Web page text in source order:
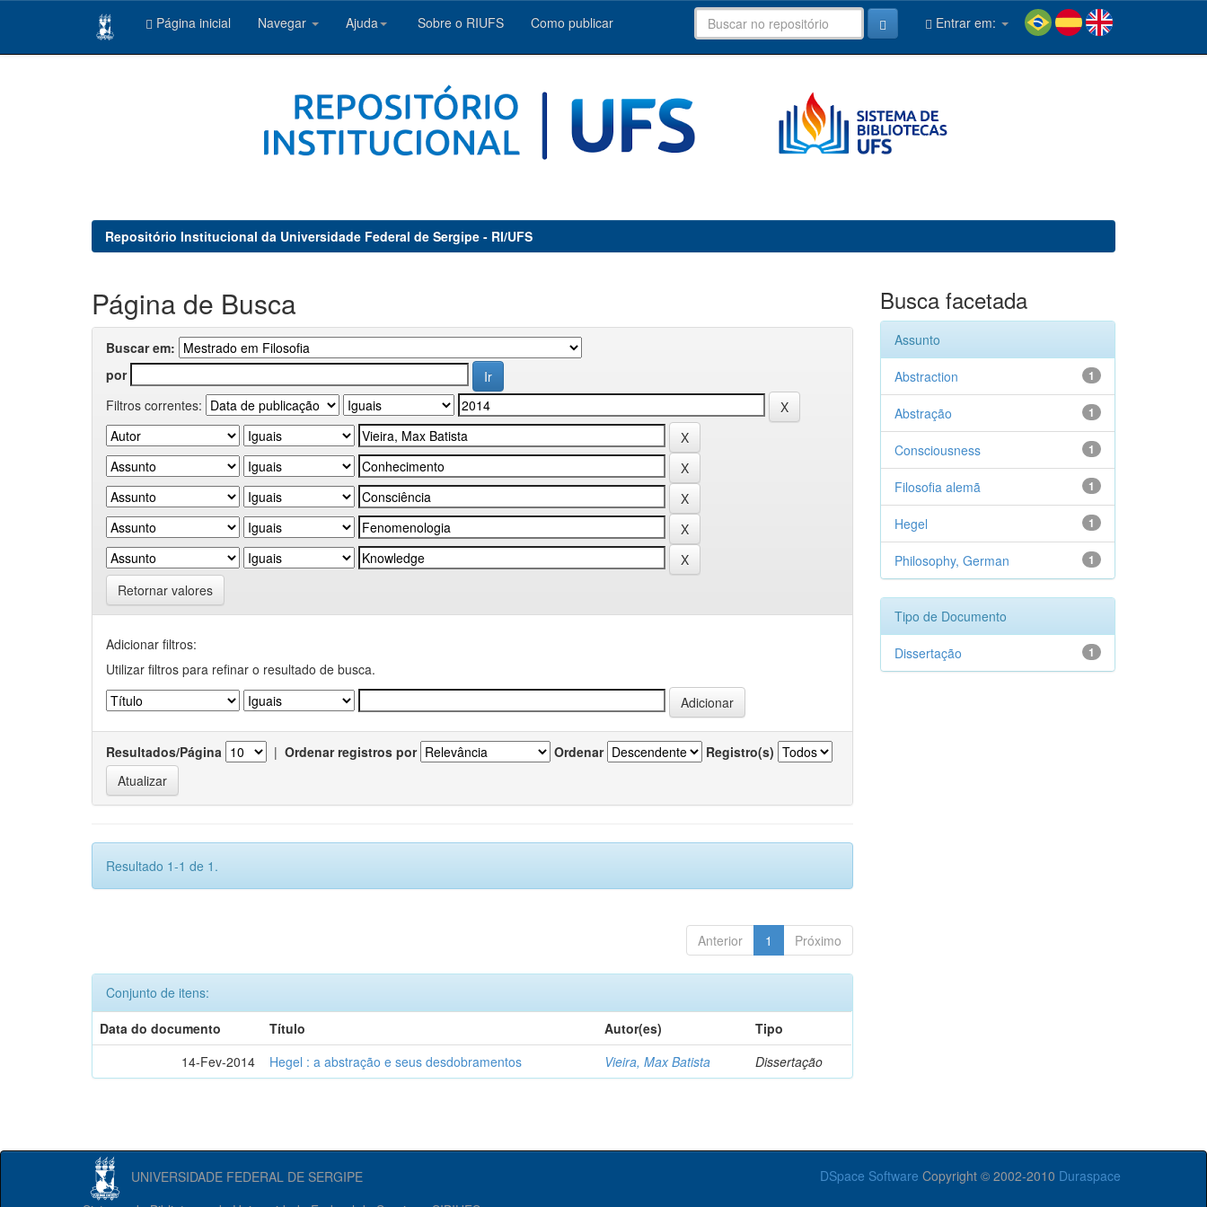
Página inicial Navegar Ajuda Sobre o RIUFS Como publicar Entrar em:
Repositório Institucional da Universidade Federal de Sergipe - RI/UFS
Página de Busca
Buscar em:
por
Filtros correntes:
Retornar valores
Adicionar filtros:
Utilizar filtros para refinar o resultado de busca.
Resultados/Página | Ordenar registros por Ordenar Registro(s)
Resultado 1-1 de 1.
Anterior 1 Próximo
Conjunto de itens:
Data do documento
Título Autor(es)
Tipo
14-Fev-2014
Hegel : a abstração e seus desdobramentos Vieira, Max Batista Dissertação
Busca facetada
Assunto
1
Abstraction
1
Abstração
1
Consciousness
1
Filosofia alemã
1
Hegel
1
Philosophy, German
Tipo de Documento
1
Dissertação
UNIVERSIDADE FEDERAL DE SERGIPE DSpace Software Copyright © 2002-2010 Duraspace